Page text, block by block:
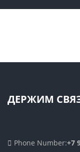
ДЕРЖИМ
Phone Number:+7